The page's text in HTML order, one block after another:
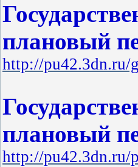
плановый
http://pu42.3dn.ru/
плановый
http://pu42.3dn.ru/